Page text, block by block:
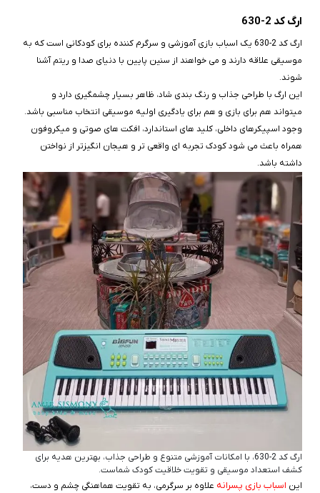
ارگ کد 2-630
ارگ کد 2-630 یک اسباب‌ بازی آموزشی و سرگرم‌ کننده برای کودکانی است که به
موسیقی علاقه دارند و می‌ خواهند از سنین پایین با دنیای صدا و ریتم آشنا
شوند.
این ارگ با طراحی جذاب و رنگ‌ بندی شاد، ظاهر بسیار چشمگیری دارد و
میتواند هم برای بازی و هم برای یادگیری اولیه موسیقی انتخاب مناسبی باشد.
وجود اسپیکرهای داخلی، کلید های استاندارد، افکت‌ های صوتی و میکروفون
همراه باعث می‌ شود کودک تجربه‌ ای واقعی‌ تر و هیجان‌ انگیزتر از نواختن
داشته باشد.
ارگ کد 2-630، با امکانات آموزشی متنوع و طراحی جذاب، بهترین هدیه برای
کشف استعداد موسیقی و تقویت خلاقیت کودک شماست.
این اسباب بازی پسرانه علاوه بر سرگرمی، به تقویت هماهنگی چشم و دست،